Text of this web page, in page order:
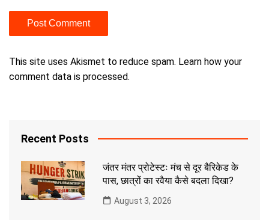
This site uses Akismet to reduce spam. Learn how your
comment data is processed.
Recent Posts
जंतर मंतर प्रोटेस्टः मंच से दूर बैरिकेड के
पास, छात्रों का रवैया कैसे बदला दिखा?
August 3, 2026